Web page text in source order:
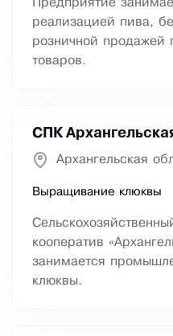
Предприятие
реализацией пива,
розничной продажей
товаров.
СПК
Архангельская
Выращивание клюквы
кооператив
занимается
клюквы.